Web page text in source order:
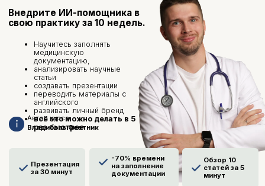
создавать презентации
переводить материалы с
английского
развивать личный бренд
нейросетей
в практике
12 месяцев
доступк
курсу
Именной
сертификат об
окончании курса
от 3325 ₽/мес
Забронировать скидку
Презентация
за 30 минут
Обзор 10
статей за 5
минут
-70% времени
на заполнение
документации